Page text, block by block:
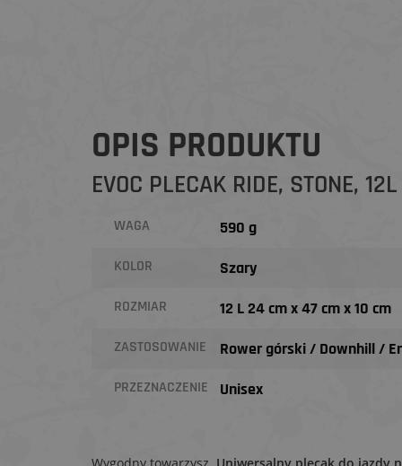
OPIS PRODUKTU
EVOC PLECAK RIDE, STONE, 12L
WAGA 590 g
KOLOR Szary
ROZMIAR 12 L 24 cm x 47 cm x 10 cm
ZASTOSOWANIE Rower górski / Downhill /
PRZEZNACZENIE Unisex